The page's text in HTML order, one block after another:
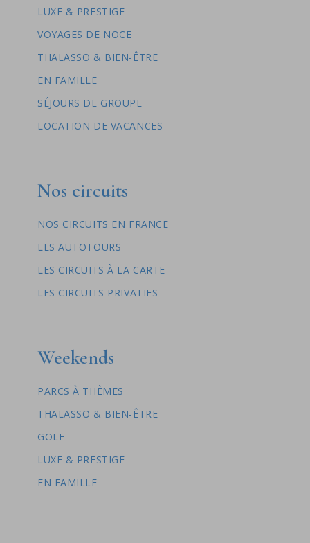
LUXE & PRESTIGE
VOYAGES DE NOCE
THALASSO & BIEN-ÊTRE
EN FAMILLE
SÉJOURS DE GROUPE
LOCATION DE VACANCES
Nos circuits
NOS CIRCUITS EN FRANCE
LES AUTOTOURS
LES CIRCUITS À LA CARTE
LES CIRCUITS PRIVATIFS
Weekends
PARCS À THÈMES
THALASSO & BIEN-ÊTRE
GOLF
LUXE & PRESTIGE
EN FAMILLE